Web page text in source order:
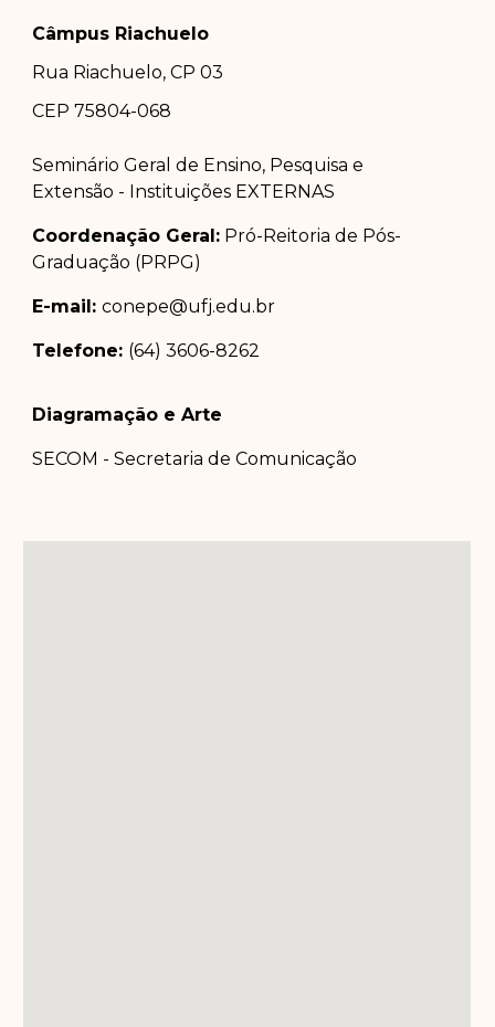
Câmpus Riachuelo
Rua Riachuelo, CP 03
CEP 75804-068
Seminário Geral de Ensino, Pesquisa e
Extensão - Instituições EXTERNAS
Coordenação Geral: Pró-Reitoria de Pós-
Graduação (PRPG)
E-mail:conepe@ufj.edu.br
Telefone: (64) 3606-8262
Diagramação e Arte
SECOM - Secretaria de Comunicação